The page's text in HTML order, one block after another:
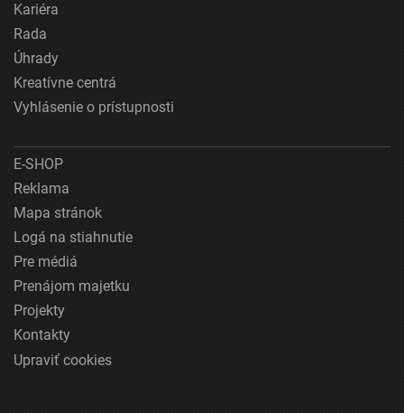
Kariéra
Rada
Úhrady
Kreatívne centrá
Vyhlásenie o prístupnosti
E-SHOP
Reklama
Mapa stránok
Logá na stiahnutie
Pre médiá
Prenájom majetku
Projekty
Kontakty
Upraviť cookies